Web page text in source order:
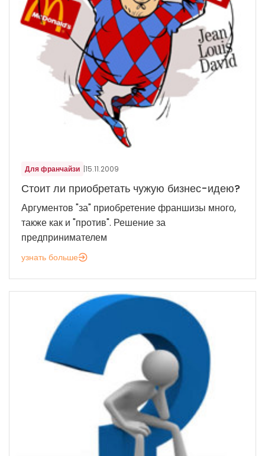
Для франчайзи |15.11.2009
Стоит ли приобретать чужую бизнес-идею?
Аргументов "за" приобретение франшизы много,
также как и "против". Решение за
предпринимателем
узнать больше